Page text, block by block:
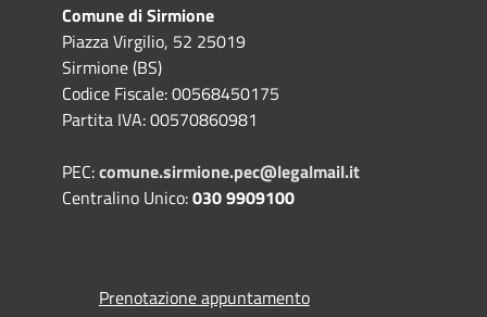
Comune di Sirmione
Piazza Virgilio, 52 25019
Sirmione (BS)
Codice Fiscale: 00568450175
Partita IVA: 00570860981
PEC:comune.sirmione.pec@legalmail.it
Centralino Unico:030 9909100
Prenotazione appuntamento